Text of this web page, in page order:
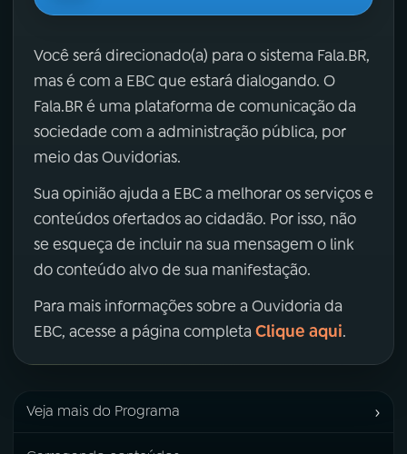
Você será direcionado(a) para o sistema Fala.BR,
mas é com a EBC que estará dialogando. O
Fala.BR é uma plataforma de comunicação da
sociedade com a administração pública, por
meio das Ouvidorias.
Sua opinião ajuda a EBC a melhorar os serviços e
conteúdos ofertados ao cidadão. Por isso, não
se esqueça de incluir na sua mensagem o link
do conteúdo alvo de sua manifestação.
Para mais informações sobre a Ouvidoria da
EBC, acesse a página completa Clique aqui.
Veja mais do Programa ›